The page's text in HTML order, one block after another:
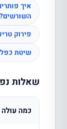
איך
השורשים?
פירוק
שיטת
שאלות
כמה